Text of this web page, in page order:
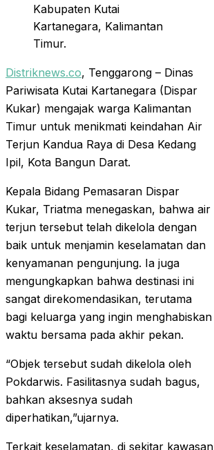
Kabupaten Kutai
Kartanegara, Kalimantan
Timur.
Distriknews.co, Tenggarong – Dinas
Pariwisata Kutai Kartanegara (Dispar
Kukar) mengajak warga Kalimantan
Timur untuk menikmati keindahan Air
Terjun Kandua Raya di Desa Kedang
Ipil, Kota Bangun Darat.
Kepala Bidang Pemasaran Dispar
Kukar, Triatma menegaskan, bahwa air
terjun tersebut telah dikelola dengan
baik untuk menjamin keselamatan dan
kenyamanan pengunjung. Ia juga
mengungkapkan bahwa destinasi ini
sangat direkomendasikan, terutama
bagi keluarga yang ingin menghabiskan
waktu bersama pada akhir pekan.
“Objek tersebut sudah dikelola oleh
Pokdarwis. Fasilitasnya sudah bagus,
bahkan aksesnya sudah
diperhatikan,”ujarnya.
Terkait keselamatan, di sekitar kawasan